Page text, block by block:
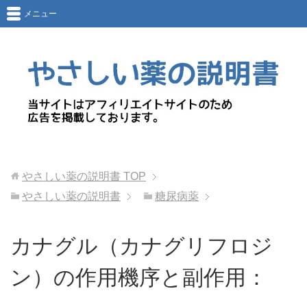
メニュー
やさしい薬の説明書 TOP
やさしい薬の説明書
糖尿病薬
カナグル（カナグリフロジ
ン）の作用機序と副作用：